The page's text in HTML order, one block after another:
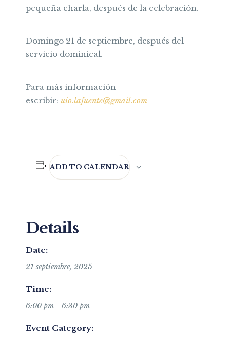
pequeña charla, después de la celebración.
Domingo 21 de septiembre, después del
servicio dominical.
Para más información
escribir: uio.lafuente@gmail.com
ADD TO CALENDAR
Details
Date:
21 septiembre, 2025
Time:
6:00 pm - 6:30 pm
Event Category: